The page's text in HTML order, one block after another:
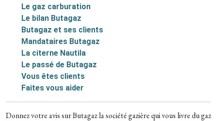
Le gaz carburation
Le bilan Butagaz
Butagaz et ses clients
Mandataires Butagaz
La citerne Nautila
Le passé de Butagaz
Vous êtes clients
Faites vous aider
Donnez votre avis sur Butagaz la société gazière qui vous livre du gaz